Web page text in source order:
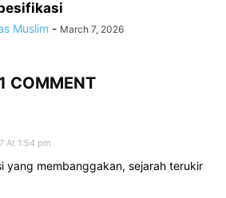
Muslim - March 7, 2026
1 COMMENT
At 1:54 pm
yang membanggakan, sejarah terukir